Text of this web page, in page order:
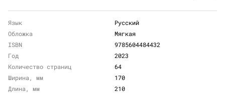
Язык
Русский
Обложка
Мягкая
ISBN
9785604484432
Год
2023
Количество страниц
64
Ширина, мм
170
Длина, мм
210